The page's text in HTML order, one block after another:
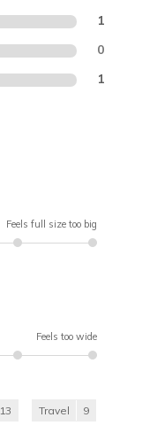
1
0
1
Feels full size too big
Feels too wide
13 Travel 9